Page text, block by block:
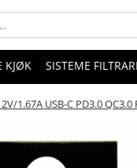
KJØK SISTEME
1.67A USB-C PD3.0